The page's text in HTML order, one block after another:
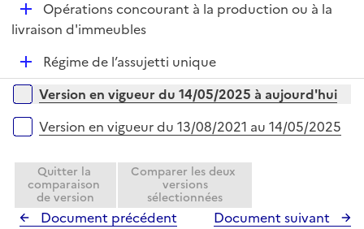
D
é
e
r
Opérations concourant à la production ou à la
livraison d'immeubles
D
é
p
e
r
Régime de l’assujetti unique
Versions sur la période
Version en vigueur du 14/05/2025 à aujourd'hui
Version en vigueur du 13/08/2021 au 14/05/2025
Quitter la
comparaison
de version
Comparer les deux
versions
sélectionnées
Document précédent Document suivant